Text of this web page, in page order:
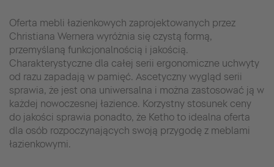
Oferta mebli łazienkowych zaprojektowanych przez
Christiana Wernera wyróżnia się czystą formą,
przemyślaną funkcjonalnością i jakością.
Charakterystyczne dla całej serii ergonomiczne uchwyty
od razu zapadają w pamięć. Ascetyczny wygląd serii
sprawia, że jest ona uniwersalna i można zastosować ją w
każdej nowoczesnej łazience. Korzystny stosunek ceny
do jakości sprawia ponadto, że Ketho to idealna oferta
dla osób rozpoczynających swoją przygodę z meblami
łazienkowymi.